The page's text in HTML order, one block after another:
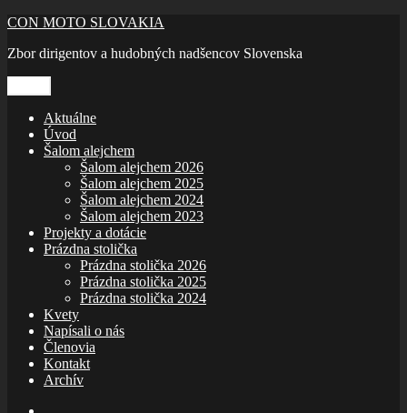
Prejsť
obsah
CON MOTO SLOVAKIA
Zbor dirigentov a hudobných nadšencov Slovenska
Aktuálne
Úvod
Šalom alejchem
Šalom alejchem 2026
Šalom alejchem 2025
Šalom alejchem 2024
Šalom alejchem 2023
Projekty a dotácie
Prázdna stolička
Prázdna stolička 2026
Prázdna stolička 2025
Prázdna stolička 2024
Kvety
Napísali o nás
Členovia
Kontakt
Archív